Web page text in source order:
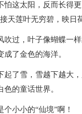
怕这太阳，反而长得
天莲叶无穷碧，映日
过，叶子像蝴蝶一
了金色的海洋。
起了雪，雪越下越大
的童话世界。
小小的“仙境”啊！